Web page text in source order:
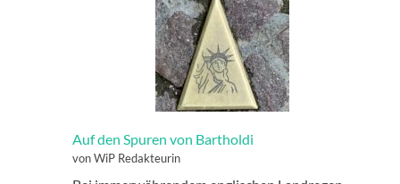
Auf den Spuren von Bartholdi
von WiP Redakteurin